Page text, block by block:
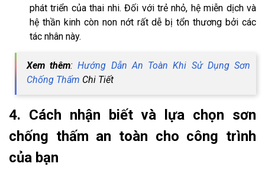
phát triển của thai nhi. Đối với trẻ nhỏ, hệ miễn dịch và
hệ thần kinh còn non nớt rất dễ bị tổn thương bởi các
tác nhân này.
Xem thêm:Hướng Dẫn An Toàn Khi Sử Dụng Sơn
Chống Thấm Chi Tiết
4. Cách nhận biết và lựa chọn sơn
chống thấm an toàn cho công trình
của bạn